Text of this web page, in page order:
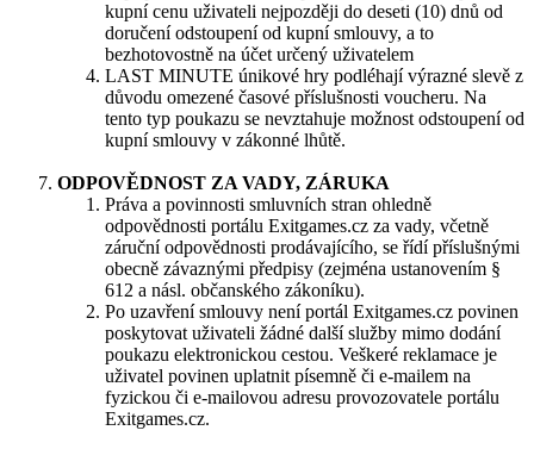
kupní cenu uživateli nejpozději do deseti (10) dnů od
doručení odstoupení od kupní smlouvy, a to
bezhotovostně na účet určený uživatelem
LAST MINUTE únikové hry podléhají výrazné slevě z
důvodu omezené časové příslušnosti voucheru. Na
tento typ poukazu se nevztahuje možnost odstoupení od
kupní smlouvy v zákonné lhůtě.
ODPOVĚDNOST ZA VADY, ZÁRUKA
Práva a povinnosti smluvních stran ohledně
odpovědnosti portálu Exitgames.cz za vady, včetně
záruční odpovědnosti prodávajícího, se řídí příslušnými
obecně závaznými předpisy (zejména ustanovením §
612 a násl. občanského zákoníku).
Po uzavření smlouvy není portál Exitgames.cz povinen
poskytovat uživateli žádné další služby mimo dodání
poukazu elektronickou cestou. Veškeré reklamace je
uživatel povinen uplatnit písemně či e-mailem na
fyzickou či e-mailovou adresu provozovatele portálu
Exitgames.cz.